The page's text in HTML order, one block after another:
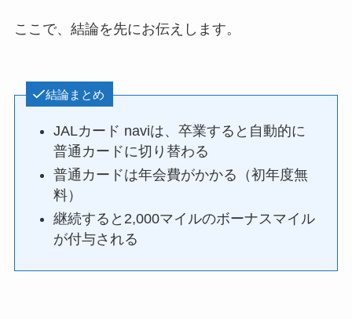
ここで、結論を先にお伝えします。
結論まとめ
JALカード naviは、卒業すると自動的に
普通カードに切り替わる
普通カードは年会費がかかる（初年度無
料）
継続すると2,000マイルのボーナスマイル
が付与される